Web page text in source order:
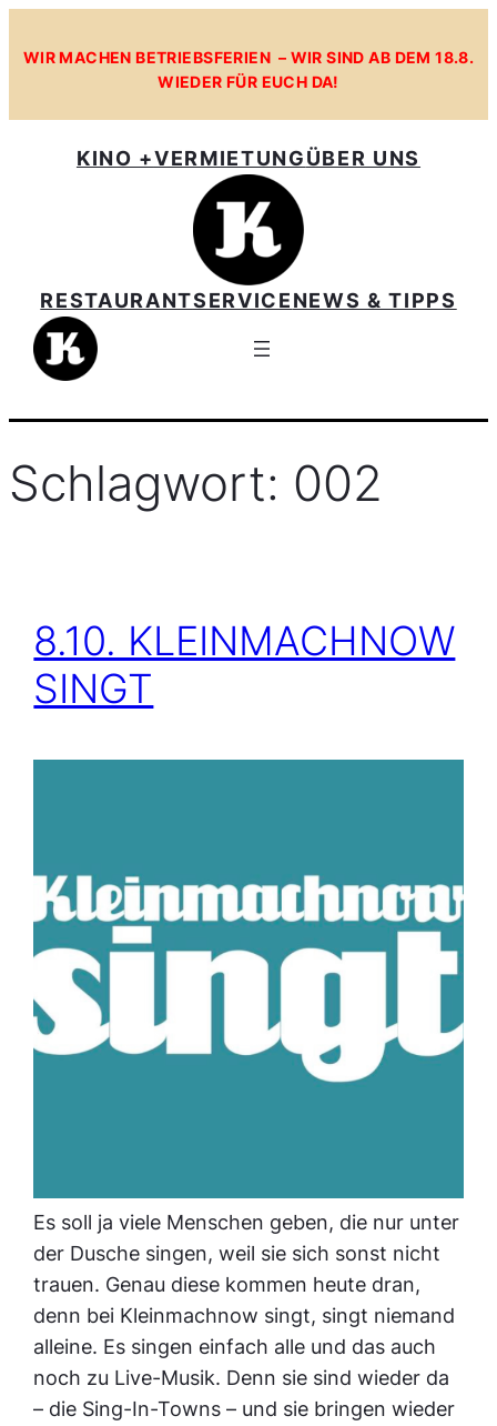
Inhalt
WIR MACHEN BETRIEBSFERIEN – WIR SIND AB DEM 18.8.
WIEDER FÜR EUCH DA!
KINO +VERMIETUNGÜBER UNS
RESTAURANTSERVICENEWS & TIPPS
Schlagwort: 002
8.10. KLEINMACHNOW
SINGT
Es soll ja viele Menschen geben, die nur unter
der Dusche singen, weil sie sich sonst nicht
trauen. Genau diese kommen heute dran,
denn bei Kleinmachnow singt, singt niemand
alleine. Es singen einfach alle und das auch
noch zu Live-Musik. Denn sie sind wieder da
– die Sing-In-Towns – und sie bringen wieder